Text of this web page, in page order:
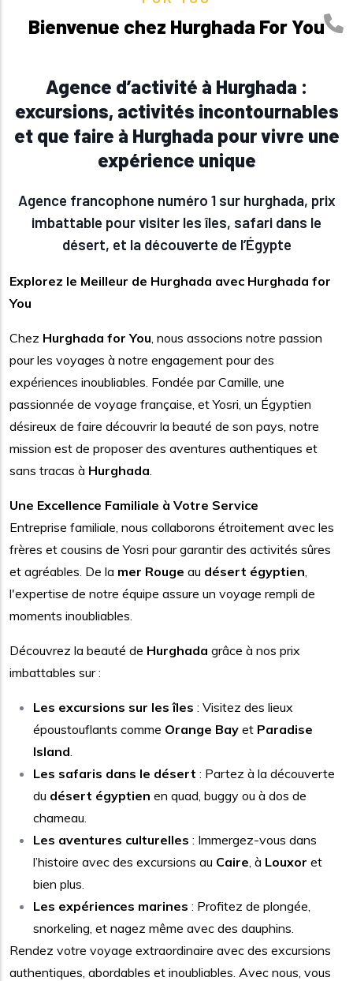
Bienvenue chez Hurghada For You
Agence d’activité à Hurghada :
excursions, activités incontournables
et que faire à Hurghada pour vivre une
expérience unique
Agence francophone numéro 1 sur hurghada, prix
imbattable pour visiter les îles, safari dans le
désert, et la découverte de l’Égypte
Explorez le Meilleur de Hurghada avec Hurghada for
You
Chez Hurghada for You, nous associons notre passion
pour les voyages à notre engagement pour des
expériences inoubliables. Fondée par Camille, une
passionnée de voyage française, et Yosri, un Égyptien
désireux de faire découvrir la beauté de son pays, notre
mission est de proposer des aventures authentiques et
sans tracas à Hurghada.
Une Excellence Familiale à Votre Service
Entreprise familiale, nous collaborons étroitement avec les
frères et cousins de Yosri pour garantir des activités sûres
et agréables. De la mer Rouge au désert égyptien,
l'expertise de notre équipe assure un voyage rempli de
moments inoubliables.
Découvrez la beauté de Hurghada grâce à nos prix
imbattables sur :
Les excursions sur les îles : Visitez des lieux
époustouflants comme Orange Bay et Paradise
Island.
Les safaris dans le désert : Partez à la découverte
du désert égyptien en quad, buggy ou à dos de
chameau.
Les aventures culturelles : Immergez-vous dans
l’histoire avec des excursions au Caire, à Louxor et
bien plus.
Les expériences marines : Profitez de plongée,
snorkeling, et nagez même avec des dauphins.
Rendez votre voyage extraordinaire avec des excursions
authentiques, abordables et inoubliables. Avec nous, vous